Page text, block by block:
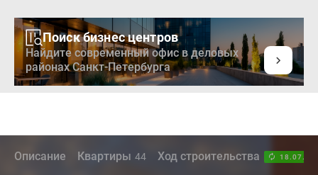
Поиск бизнес центров
Найдите современный офис в деловых
районах Санкт-Петербурга
Описание Квартиры 44 Ход строительства 18.07.26